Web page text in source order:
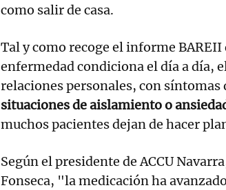
como salir de casa.
Tal y como recoge el informe BAREII
enfermedad condiciona el día a día,
relaciones personales, con síntomas
situaciones de aislamiento o
muchos pacientes dejan de hacer
Según el presidente de ACCU
Fonseca, "la medicación ha